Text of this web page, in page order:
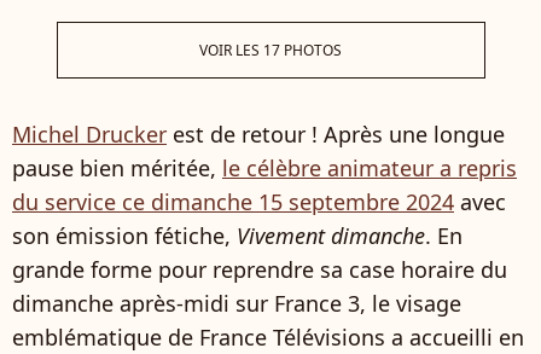
VOIR LES 17 PHOTOS
Michel Drucker est de retour ! Après une longue
pause bien méritée, le célèbre animateur a repris
du service ce dimanche 15 septembre 2024 avec
son émission fétiche, Vivement dimanche. En
grande forme pour reprendre sa case horaire du
dimanche après-midi sur France 3, le visage
emblématique de France Télévisions a accueilli en